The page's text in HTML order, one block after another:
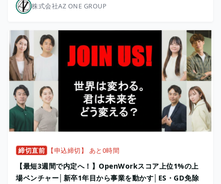
株式会社AZ ONE GROUP
締切直前 【申込締切】 あと0時間
【最短3週間で内定へ！】OpenWorkスコア上位1%の上
場ベンチャー│新卒1年目から事業を動かす│ES・GD免除